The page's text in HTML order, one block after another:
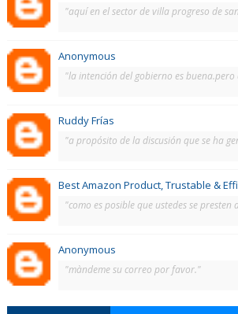
"aquí en el sector de villa progreso de
Anonymous
"la intención del gobierno es buena.pero
Ruddy Frías
"a propósito de la discusión que se ha
Best Amazon Product, Trustable &
"como es posible que ustedes se presten
Anonymous
"màndeme su correo por favor."